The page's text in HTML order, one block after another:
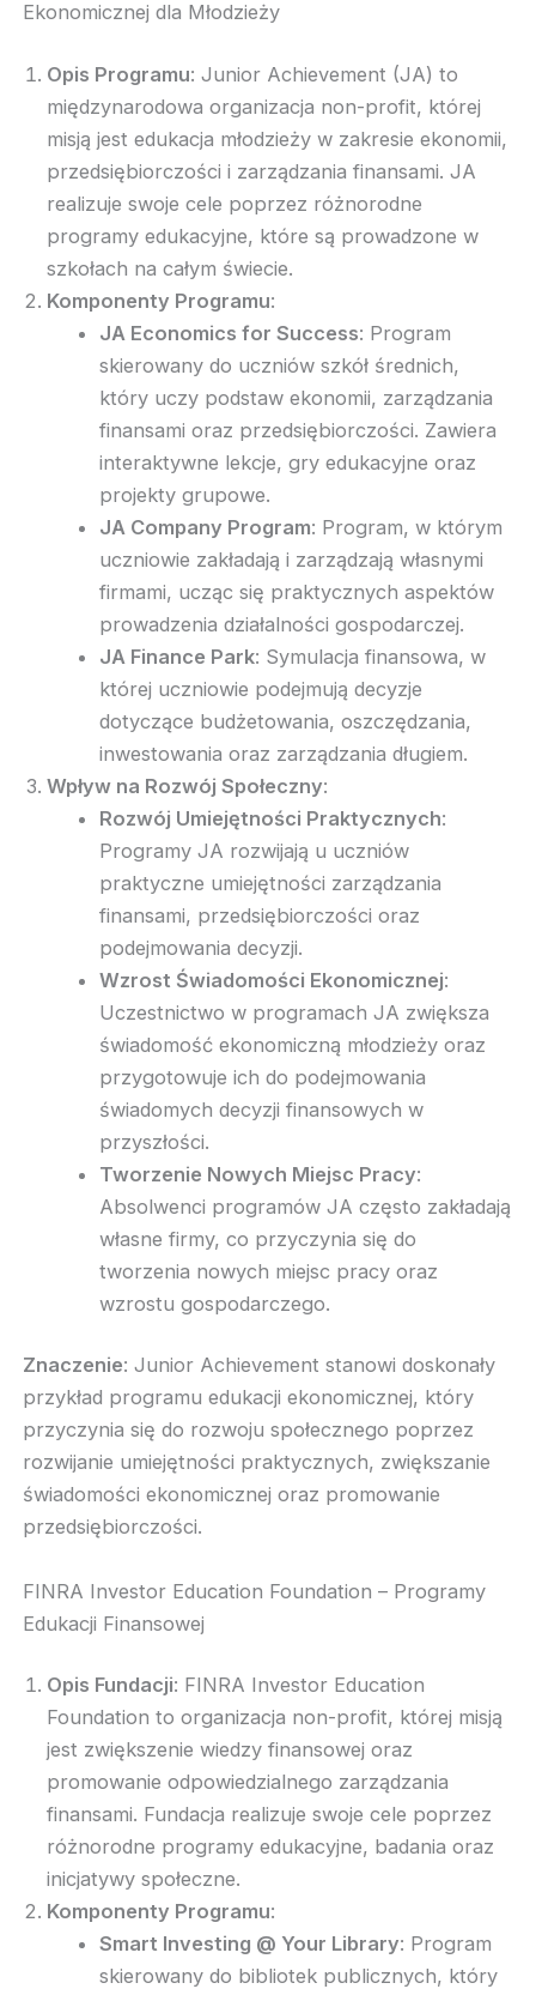
Ekonomicznej dla Młodzieży
Opis Programu: Junior Achievement (JA) to
międzynarodowa organizacja non-profit, której
misją jest edukacja młodzieży w zakresie ekonomii,
przedsiębiorczości i zarządzania finansami. JA
realizuje swoje cele poprzez różnorodne
programy edukacyjne, które są prowadzone w
szkołach na całym świecie.
Komponenty Programu:
JA Economics for Success: Program
skierowany do uczniów szkół średnich,
który uczy podstaw ekonomii, zarządzania
finansami oraz przedsiębiorczości. Zawiera
interaktywne lekcje, gry edukacyjne oraz
projekty grupowe.
JA Company Program: Program, w którym
uczniowie zakładają i zarządzają własnymi
firmami, ucząc się praktycznych aspektów
prowadzenia działalności gospodarczej.
JA Finance Park: Symulacja finansowa, w
której uczniowie podejmują decyzje
dotyczące budżetowania, oszczędzania,
inwestowania oraz zarządzania długiem.
Wpływ na Rozwój Społeczny:
Rozwój Umiejętności Praktycznych:
Programy JA rozwijają u uczniów
praktyczne umiejętności zarządzania
finansami, przedsiębiorczości oraz
podejmowania decyzji.
Wzrost Świadomości Ekonomicznej:
Uczestnictwo w programach JA zwiększa
świadomość ekonomiczną młodzieży oraz
przygotowuje ich do podejmowania
świadomych decyzji finansowych w
przyszłości.
Tworzenie Nowych Miejsc Pracy:
Absolwenci programów JA często zakładają
własne firmy, co przyczynia się do
tworzenia nowych miejsc pracy oraz
wzrostu gospodarczego.
Znaczenie: Junior Achievement stanowi doskonały
przykład programu edukacji ekonomicznej, który
przyczynia się do rozwoju społecznego poprzez
rozwijanie umiejętności praktycznych, zwiększanie
świadomości ekonomicznej oraz promowanie
przedsiębiorczości.
FINRA Investor Education Foundation – Programy
Edukacji Finansowej
Opis Fundacji: FINRA Investor Education
Foundation to organizacja non-profit, której misją
jest zwiększenie wiedzy finansowej oraz
promowanie odpowiedzialnego zarządzania
finansami. Fundacja realizuje swoje cele poprzez
różnorodne programy edukacyjne, badania oraz
inicjatywy społeczne.
Komponenty Programu:
Smart Investing @ Your Library: Program
skierowany do bibliotek publicznych, który